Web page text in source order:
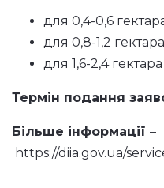
для 0,4-0,6
для 0,8-1,2
для 1,6-2,4
Термін подання
Більше інформації –
https://diia.gov.ua/